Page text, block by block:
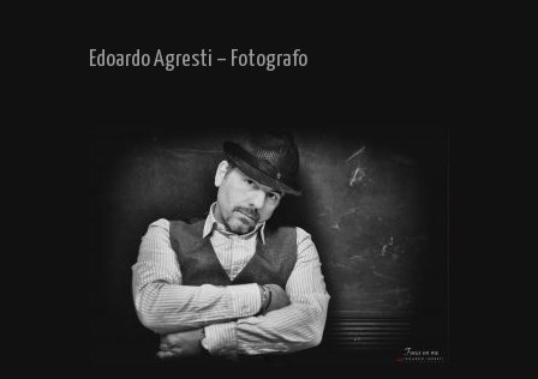
Edoardo Agresti – Fotografo